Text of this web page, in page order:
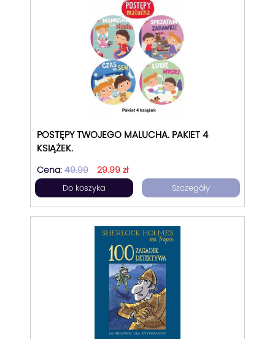
POSTĘPY TWOJEGO MALUCHA. PAKIET 4
KSIĄŻEK.
Cena: 49.99 29.99 zł
Do koszyka Szczegóły